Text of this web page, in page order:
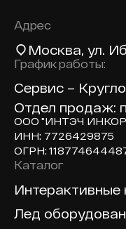
Адрес
Москва, ул.
График работы:
Сервис –
Отдел продаж:
ООО "ИНТЭЧ
ИНН: 7726429875
ОГРН:
Доп навигация по
Каталог
Интерактивные
Лед